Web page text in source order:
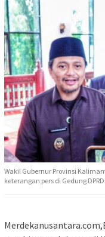
Wakil Gubernur Provinsi
keterangan pers di Gedung